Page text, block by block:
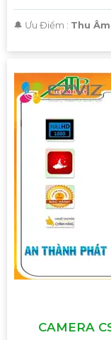
️🔔 Ưu Điểm : Thu
CAMERA